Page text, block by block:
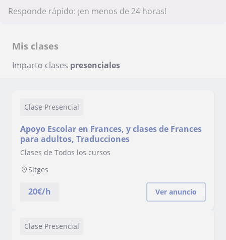
Responde rápido: ¡en menos de 24 horas!
Mis clases
Imparto clases presenciales
Clase Presencial
Apoyo Escolar en Frances, y clases de Frances
para adultos, Traducciones
Clases de Todos los cursos
Sitges
20€/h Ver anuncio
Clase Presencial